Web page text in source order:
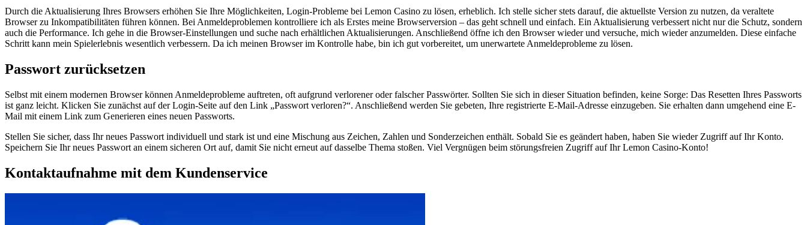
Durch die Aktualisierung Ihres Browsers erhöhen Sie Ihre Möglichkeiten, Login-Probleme bei Lemon Casino zu lösen, erheblich. Ich stelle sicher stets darauf, die aktuellste Version zu nutzen, da veraltete
Browser zu Inkompatibilitäten führen können. Bei Anmeldeproblemen kontrolliere ich als Erstes meine Browserversion – das geht schnell und einfach. Ein Aktualisierung verbessert nicht nur die Schutz, sondern
auch die Performance. Ich gehe in die Browser-Einstellungen und suche nach erhältlichen Aktualisierungen. Anschließend öffne ich den Browser wieder und versuche, mich wieder anzumelden. Diese einfache
Schritt kann mein Spielerlebnis wesentlich verbessern. Da ich meinen Browser im Kontrolle habe, bin ich gut vorbereitet, um unerwartete Anmeldeprobleme zu lösen.
Passwort zurücksetzen
Selbst mit einem modernen Browser können Anmeldeprobleme auftreten, oft aufgrund verlorener oder falscher Passwörter. Sollten Sie sich in dieser Situation befinden, keine Sorge: Das Resetten Ihres Passworts
ist ganz leicht. Klicken Sie zunächst auf der Login-Seite auf den Link „Passwort verloren?“. Anschließend werden Sie gebeten, Ihre registrierte E-Mail-Adresse einzugeben. Sie erhalten dann umgehend eine E-
Mail mit einem Link zum Generieren eines neuen Passworts.
Stellen Sie sicher, dass Ihr neues Passwort individuell und stark ist und eine Mischung aus Zeichen, Zahlen und Sonderzeichen enthält. Sobald Sie es geändert haben, haben Sie wieder Zugriff auf Ihr Konto.
Speichern Sie Ihr neues Passwort an einem sicheren Ort auf, damit Sie nicht erneut auf dasselbe Thema stoßen. Viel Vergnügen beim störungsfreien Zugriff auf Ihr Lemon Casino-Konto!
Kontaktaufnahme mit dem Kundenservice